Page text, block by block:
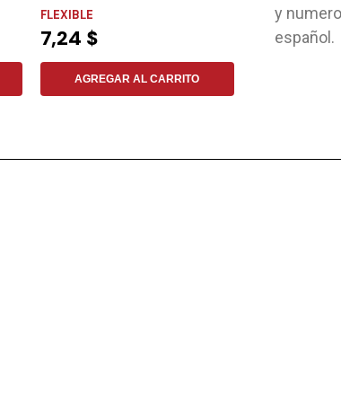
FLEXIBLE
7,24 $
AGREGAR AL CARRITO
TAPA DURA
24,13 $
y
español.